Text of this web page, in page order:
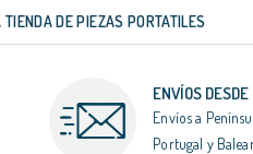
DE PIEZAS PORTATILES
ENVÍOS
Envíos a
Portugal y